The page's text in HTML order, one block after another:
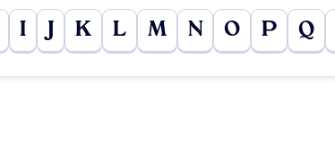
I J K L M N O P Q